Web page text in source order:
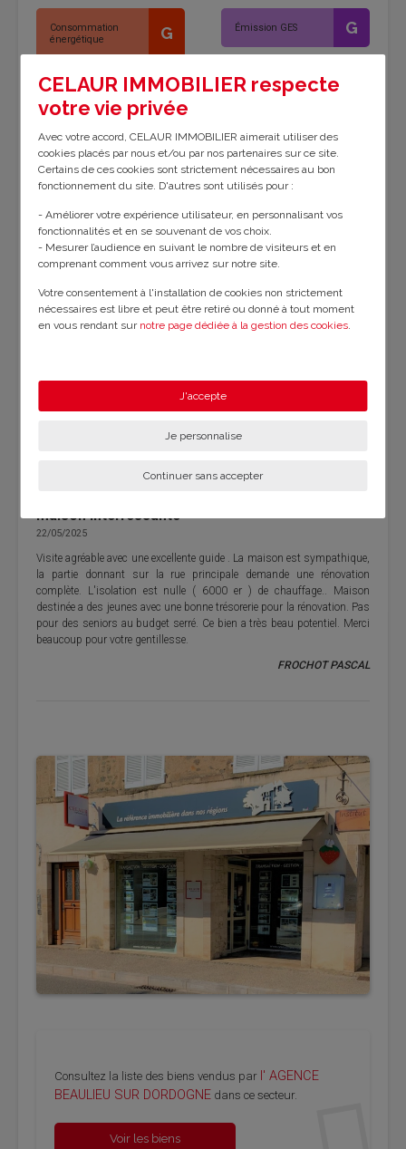
Consommation
énergétique
G Émission GES G
- Montant minimum estimé de la consommation énergétique annuelle
du bien :4265€.
- Montant maximum estimé de la consommation énergétique annuelle
du bien :
.
dépenses énergétiques annuelles du bien :2021.
- DPE réalisé le :09/09/2024.
entre 4265 € et 5771 € par an. Prix moyens des énergies indexés sur l'année 2021
- Le calcul des frais de notaire reste une estimation globale et non spécifique au
bien. Pour plus de détails, consultez votre notaire.
Commentaires
maison interressante
22/05/2025
Visite agréable avec une excellente guide . La maison est sympathique,
la partie donnant sur la rue principale demande une rénovation
complète. L'isolation est nulle ( 6000 er ) de chauffage.. Maison
destinée a des jeunes avec une bonne trésorerie pour la rénovation. Pas
pour des seniors au budget serré. Ce bien a très beau potentiel. Merci
beaucoup pour votre gentillesse.
FROCHOT PASCAL
Consultez la liste des biens vendus par l' AGENCE
BEAULIEU SUR DORDOGNE dans ce secteur.
Voir les biens
CELAUR IMMOBILIER respecte
votre vie privée
Avec votre accord, CELAUR IMMOBILIER aimerait utiliser des
cookies placés par nous et/ou par nos partenaires sur ce site.
Certains de ces cookies sont strictement nécessaires au bon
fonctionnement du site. D'autres sont utilisés pour :
- Améliorer votre expérience utilisateur, en personnalisant vos
fonctionnalités et en se souvenant de vos choix.
- Mesurer l’audience en suivant le nombre de visiteurs et en
comprenant comment vous arrivez sur notre site.
Votre consentement à l'installation de cookies non strictement
nécessaires est libre et peut être retiré ou donné à tout moment
en vous rendant sur notre page dédiée à la gestion des cookies
J'accepte
Je personnalise
Continuer sans accepter